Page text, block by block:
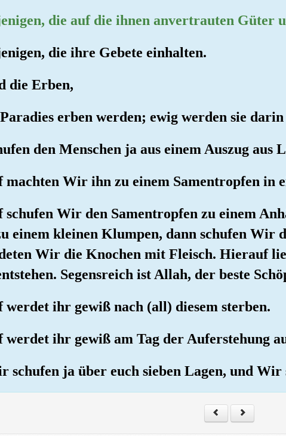
die auf die ihnen anvertrauten Güter
die ihre Gebete einhalten.
die Erben,
erben werden; ewig werden sie
den Menschen ja aus einem Auszug aus
machten Wir ihn zu einem Samentropfen in
Wir den Samentropfen zu einem
einem kleinen Klumpen, dann schufen Wir
Wir die Knochen mit Fleisch. Hierauf
Segensreich ist Allah, der beste
werdet ihr gewiß nach (all) diesem sterben.
werdet ihr gewiß am Tag der Auferstehung
schufen ja über euch sieben Lagen, und